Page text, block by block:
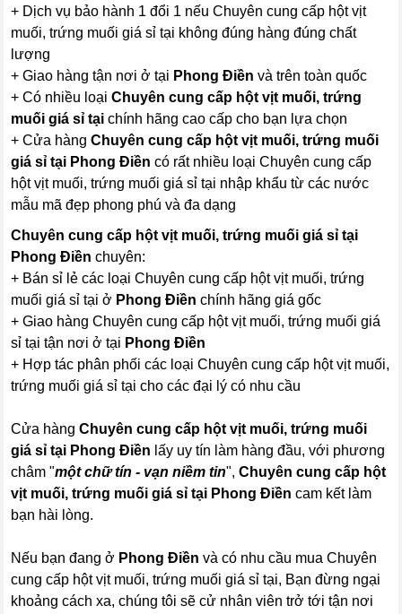
+ Dịch vụ bảo hành 1 đổi 1 nếu Chuyên cung cấp hột vịt
muối, trứng muối giá sỉ tại không đúng hàng đúng chất
lượng
+ Giao hàng tận nơi ở tại Phong Điền và trên toàn quốc
+ Có nhiều loạiChuyên cung cấp hột vịt muối, trứng
muối giá sỉ tại chính hãng cao cấp cho bạn lựa chọn
+ Cửa hàngChuyên cung cấp hột vịt muối, trứng muối
giá sỉ tại Phong Điền có rất nhiều loại Chuyên cung cấp
hột vịt muối, trứng muối giá sỉ tại nhập khẩu từ các nước
mẫu mã đẹp phong phú và đa dạng
Chuyên cung cấp hột vịt muối, trứng muối giá sỉ tại
Phong Điềnchuyên:
+ Bán sỉ lẻ các loại Chuyên cung cấp hột vịt muối, trứng
muối giá sỉ tại ở Phong Điền chính hãng giá gốc
+ Giao hàng Chuyên cung cấp hột vịt muối, trứng muối giá
sỉ tại tận nơi ở tại Phong Điền
+ Hợp tác phân phối các loại Chuyên cung cấp hột vịt muối,
trứng muối giá sỉ tại cho các đại lý có nhu cầu
Cửa hàngChuyên cung cấp hột vịt muối, trứng muối
giá sỉ tại Phong Điền lấy uy tín làm hàng đầu, với phương
châm "một chữ tín - vạn niềm tin",Chuyên cung cấp hột
vịt muối, trứng muối giá sỉ tại Phong Điền cam kết làm
bạn hài lòng.
Nếu bạn đang ở Phong Điền và có nhu cầu mua Chuyên
cung cấp hột vịt muối, trứng muối giá sỉ tại, Bạn đừng ngại
khoảng cách xa, chúng tôi sẽ cử nhân viên trở tới tận nơi